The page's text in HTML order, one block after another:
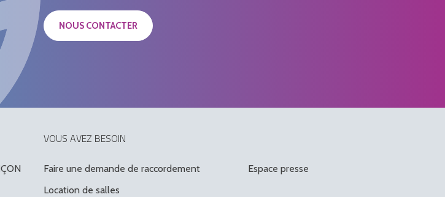
NOUS CONTACTER
VOUS AVEZ BESOIN
Faire une demande de raccordement
Location de salles
Espace presse